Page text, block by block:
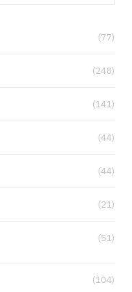
(77)
(248)
(141)
(44)
(44)
(21)
(51)
(104)